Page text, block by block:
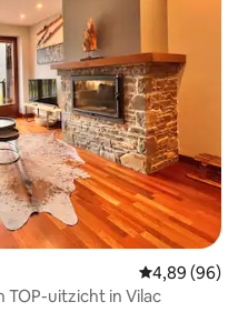
Gemiddelde
4,89 (96)
TOP-uitzicht in Vilac